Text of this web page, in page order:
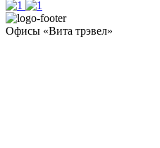
Офисы «Вита трэвел»